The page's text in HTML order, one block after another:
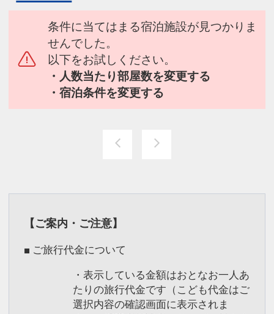
条件に当てはまる宿泊施設が見つかりま
せんでした。
以下をお試しください。
・人数当たり部屋数を変更する
・宿泊条件を変更する
【ご案内・ご注意】
■ ご旅行代金について
・表示している金額はおとなお一人あ
たりの旅行代金です（こども代金はご
選択内容の確認画面に表示されま